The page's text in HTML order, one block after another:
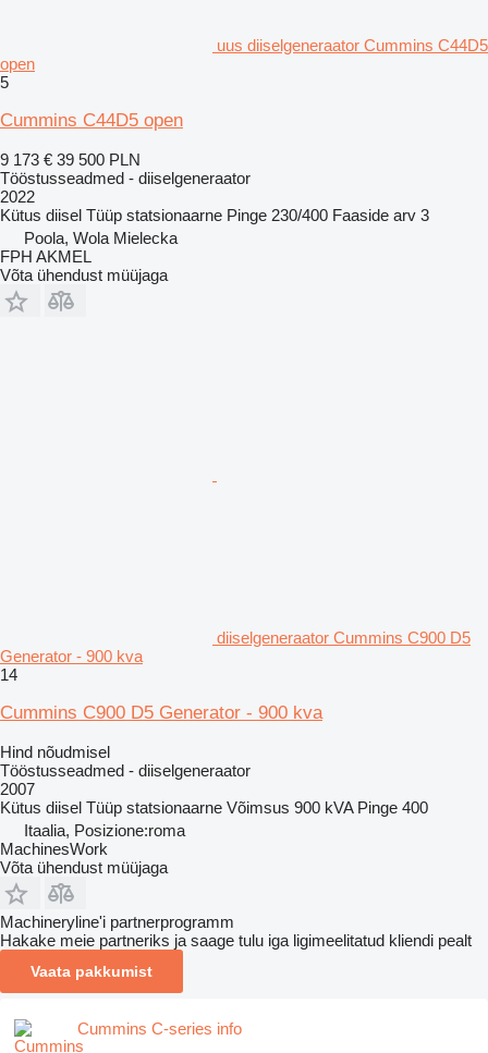
uus diiselgeneraator Cummins C44D5
open
5
Cummins C44D5 open
9 173 € 39 500 PLN
Tööstusseadmed - diiselgeneraator
2022
Kütus diisel Tüüp statsionaarne Pinge 230/400 Faaside arv 3
Poola, Wola Mielecka
FPH AKMEL
Võta ühendust müüjaga
diiselgeneraator Cummins C900 D5
Generator - 900 kva
14
Cummins C900 D5 Generator - 900 kva
Hind nõudmisel
Tööstusseadmed - diiselgeneraator
2007
Kütus diisel Tüüp statsionaarne Võimsus 900 kVA Pinge 400
Itaalia, Posizione:roma
MachinesWork
Võta ühendust müüjaga
Machineryline'i partnerprogramm
Hakake meie partneriks ja saage tulu iga ligimeelitatud kliendi pealt
Vaata pakkumist
Cummins C-series info